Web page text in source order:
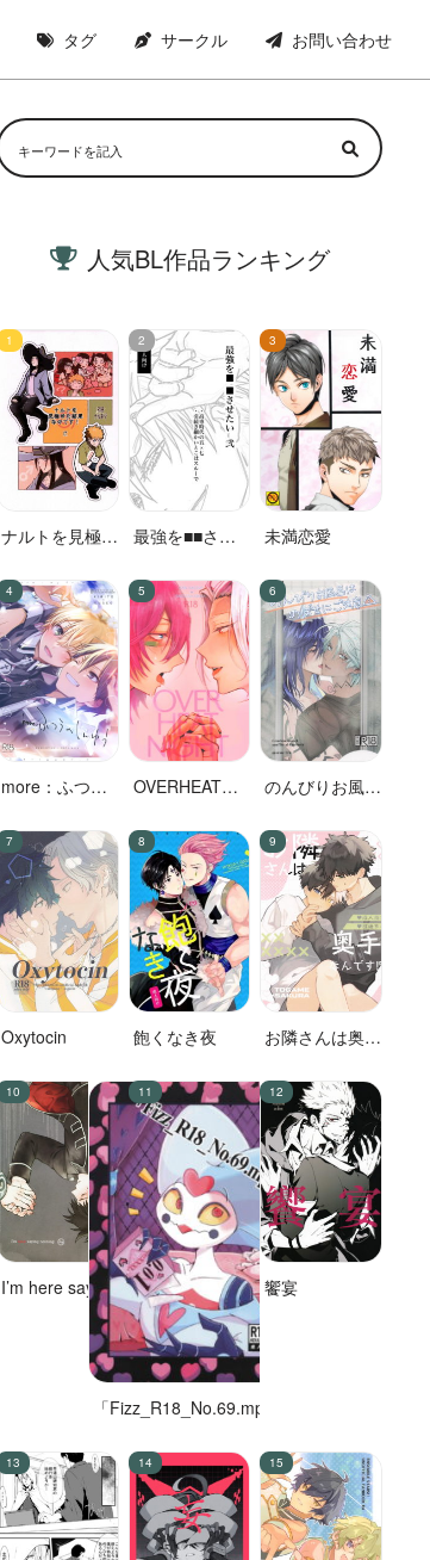
タグ サークル お問い合わせ
人気BL作品ランキング
ナルトを見極め
す!
最強を■■させ
未満恋愛
more：ふつう
OVERHEAT
のんびりお風呂
意！
Oxytocin 飽くなき夜
お隣さんは奥手
I’m here saying
「Fizz_R18_No.69.mp4」
饗宴